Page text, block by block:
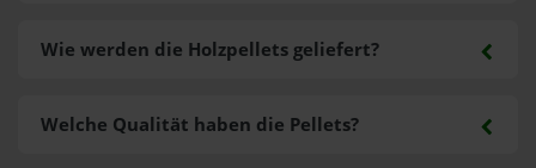
Wie werden die Holzpellets geliefert?
Welche Qualität haben die Pellets?